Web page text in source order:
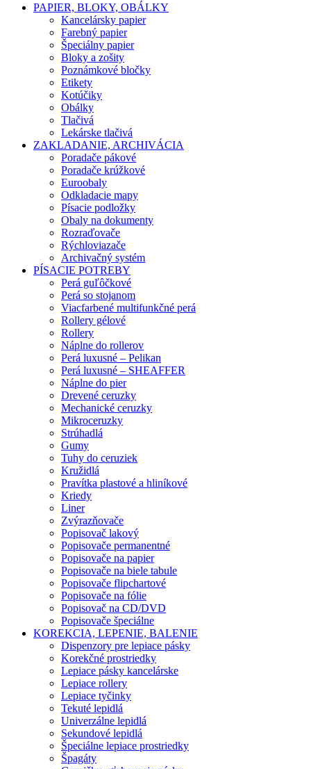
PAPIER, BLOKY, OBÁLKY
Kancelársky papier
Farebný papier
Špeciálny papier
Bloky a zošity
Poznámkové bločky
Etikety
Kotúčiky
Obálky
Tlačivá
Lekárske tlačivá
ZAKLADANIE, ARCHIVÁCIA
Poradače pákové
Poradače krúžkové
Euroobaly
Odkladacie mapy
Písacie podložky
Obaly na dokumenty
Rozraďovače
Rýchloviazače
Archivačný systém
PÍSACIE POTREBY
Perá guľôčkové
Perá so stojanom
Viacfarbené multifunkčné perá
Rollery gélové
Rollery
Náplne do rollerov
Perá luxusné – Pelikan
Perá luxusné – SHEAFFER
Náplne do pier
Drevené ceruzky
Mechanické ceruzky
Mikroceruzky
Strúhadlá
Gumy
Tuhy do ceruziek
Kružidlá
Pravítka plastové a hliníkové
Kriedy
Liner
Zvýrazňovače
Popisovač lakový
Popisovače permanentné
Popisovače na papier
Popisovače na biele tabule
Popisovače flipchartové
Popisovače na fólie
Popisovač na CD/DVD
Popisovače špeciálne
KOREKCIA, LEPENIE, BALENIE
Dispenzory pre lepiace pásky
Korekčné prostriedky
Lepiace pásky kancelárske
Lepiace rollery
Lepiace tyčinky
Tekuté lepidlá
Univerzálne lepidlá
Sekundové lepidlá
Špeciálne lepiace prostriedky
Špagáty